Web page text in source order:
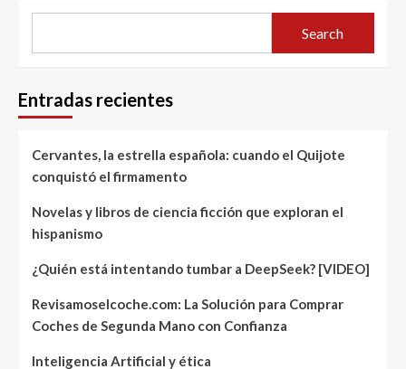
Search
Entradas recientes
Cervantes, la estrella española: cuando el Quijote
conquistó el firmamento
Novelas y libros de ciencia ficción que exploran el
hispanismo
¿Quién está intentando tumbar a DeepSeek? [VIDEO]
Revisamoselcoche.com: La Solución para Comprar
Coches de Segunda Mano con Confianza
Inteligencia Artificial y ética